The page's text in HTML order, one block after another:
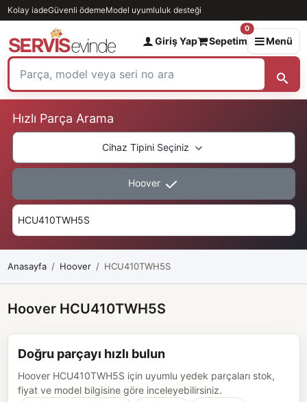
Kolay iadeGüvenli ödemeModel uyumluluk desteği
Giriş Yap Sepetim
0
Menü
Hızlı Parça Arama
Cihaz Tipini Seçiniz
Hoover
Anasayfa Hoover HCU410TWH5S
Hoover HCU410TWH5S
Doğru parçayı hızlı bulun
Hoover HCU410TWH5S için uyumlu yedek parçaları stok,
fiyat ve model bilgisine göre inceleyebilirsiniz.